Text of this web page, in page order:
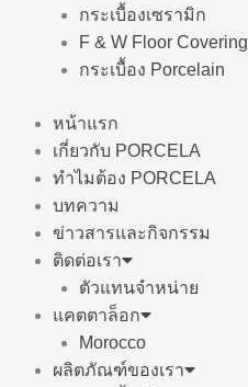
กระเบื้องเซรามิก
F & W Floor Covering
กระเบื้อง Porcelain
หน้าแรก
เกี่ยวกับ PORCELA
ทำไมต้อง PORCELA
บทความ
ข่าวสารและกิจกรรม
ติดต่อเรา
ตัวแทนจำหน่าย
แคตตาล็อก
Morocco
ผลิตภัณฑ์ของเรา